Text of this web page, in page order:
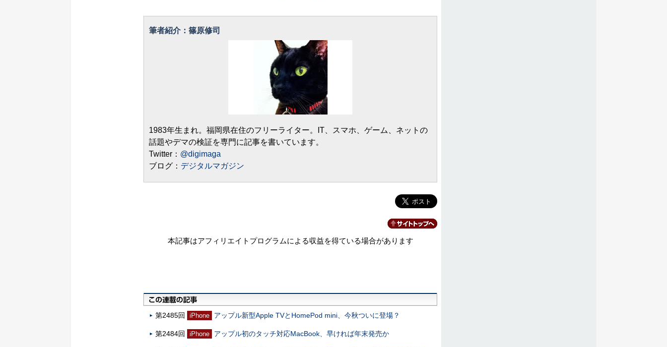
筆者紹介：篠原修司
1983年生まれ。福岡県在住のフリーライター。IT、スマホ、ゲーム、ネットの
話題やデマの検証を専門に記事を書いています。
Twitter： @digimaga
ブログ： デジタルマガジン
本記事はアフィリエイトプログラムによる収益を得ている場合があります
第2485回 iPhone アップル新型Apple TVとHomePod mini、今秋ついに登場？
第2484回 iPhone アップル初のタッチ対応MacBook、早ければ年末発売か